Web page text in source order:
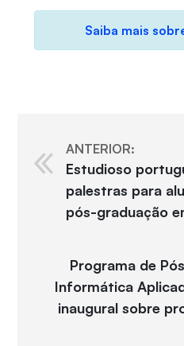
Saiba mais
ANTERIOR:
Estudioso
palestras para
pós-graduação
Programa de
Informática
inaugural sobre